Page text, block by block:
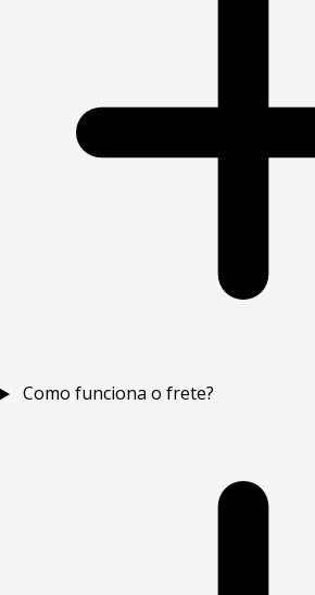
Como funciona o frete?